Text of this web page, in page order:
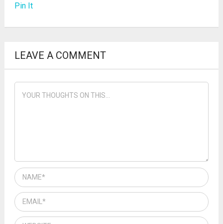
Pin It
LEAVE A COMMENT